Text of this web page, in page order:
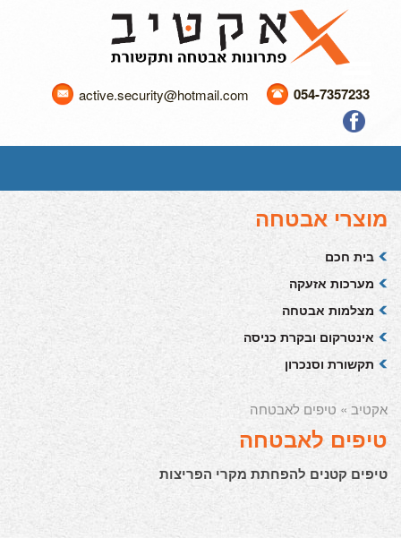
054-7357233
active.security@hotmail.com
מוצרי אבטחה
בית חכם
מערכות אזעקה
מצלמות אבטחה
אינטרקום ובקרת כניסה
תקשורת וסנכרון
אקטיב » טיפים לאבטחה
טיפים לאבטחה
טיפים קטנים להפחתת מקרי הפריצות